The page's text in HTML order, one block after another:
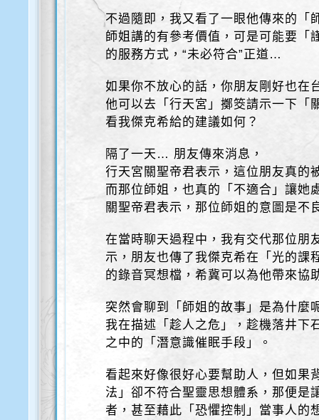
不過隨即，我又看了一眼他傳來的「
師姐講的有參考價值，可是可能要「
的服務方式，“未必符合”正道…
如果你不放心的話，你朋友剛好也在
他可以去「行天宮」擲筊請示一下「
看我傑克希給的建議如何？
隔了一天… 朋友傳來消息，
行天宮關聖帝君表示，這位朋友真的
而那位師姐，也真的「不適合」讓她
關聖帝君表示，那位師姐的意圖是不
在當時聊天過程中，我有交代那位朋
示，朋友也傳了我傑克希在「光的課
的錄音冥想檔，希冀可以為他帶來協
突然會聊到「師姐的故事」是為什麼
我在描述「趁人之危」，趁機落井下
之中的「潛意識催眠手段」。
看起來好像很好心要幫助人，但如果
法」卻不符合聖靈思想體系，那便是
者，甚至藉此「恐懼控制」當事人的